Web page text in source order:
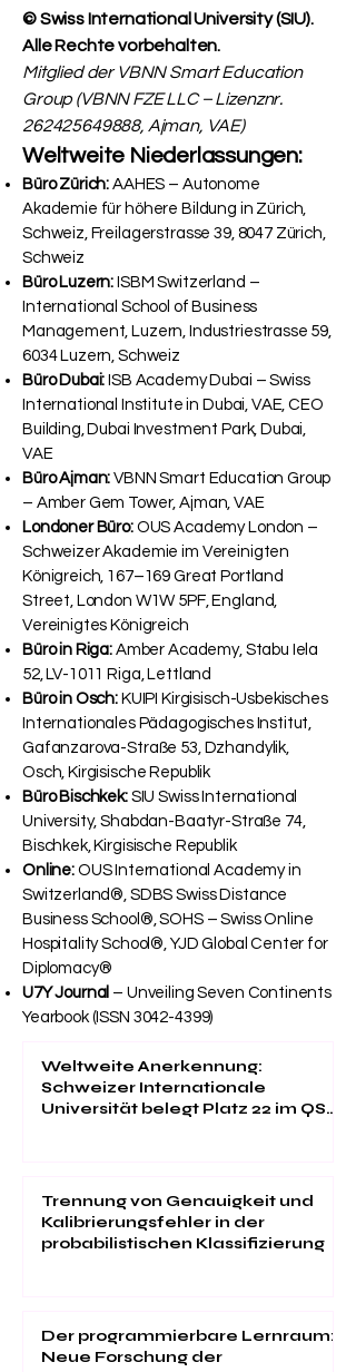
© Swiss International University (SIU).
Alle Rechte vorbehalten.
Mitglied der VBNN Smart Education
Group (VBNN FZE LLC – Lizenznr.
262425649888, Ajman, VAE)
Weltweite Niederlassungen:
Büro Zürich: AAHES – Autonome
Akademie für höhere Bildung in Zürich,
Schweiz, Freilagerstrasse 39, 8047 Zürich,
Schweiz
Büro Luzern: ISBM Switzerland –
International School of Business
Management, Luzern, Industriestrasse 59,
6034 Luzern, Schweiz
Büro Dubai: ISB Academy Dubai – Swiss
International Institute in Dubai, VAE, CEO
Building, Dubai Investment Park, Dubai,
VAE
Büro Ajman: VBNN Smart Education Group
– Amber Gem Tower, Ajman, VAE
Londoner Büro:OUS Academy London –
Schweizer Akademie im Vereinigten
Königreich, 167–169 Great Portland
Street, London W1W 5PF, England,
Vereinigtes Königreich
Büro in Riga: Amber Academy, Stabu Iela
52, LV-1011 Riga, Lettland
Büro in Osch: KUIPI Kirgisisch-Usbekisches
Internationales Pädagogisches Institut,
Gafanzarova-Straße 53, Dzhandylik,
Osch, Kirgisische Republik
Büro Bischkek:SIU Swiss International
University, Shabdan-Baatyr-Straße 74,
Bischkek, Kirgisische Republik
Online:OUS International Academy in
Switzerland®, SDBS Swiss Distance
Business School®, SOHS – Swiss Online
Hospitality School®, YJD Global Center for
Diplomacy®
U7Y Journal – Unveiling Seven Continents
Yearbook (ISSN 3042-4399)
Weltweite Anerkennung:
Schweizer Internationale
Universität belegt Platz 22 im QS
Trennung von Genauigkeit und
Kalibrierungsfehler in der
probabilistischen Klassifizierung
Der programmierbare Lernraum:
Neue Forschung der